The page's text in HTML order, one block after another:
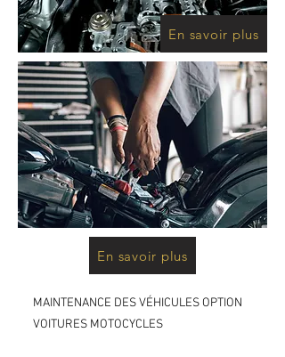
En savoir plus
En savoir plus
MAINTENANCE DES VÉHICULES OPTION
VOITURES MOTOCYCLES